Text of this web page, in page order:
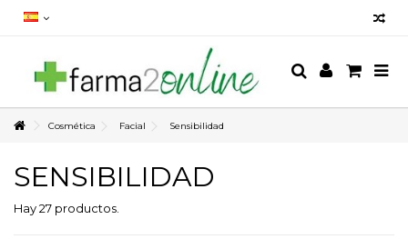
Cosmética Facial Sensibilidad
SENSIBILIDAD
Hay 27 productos.